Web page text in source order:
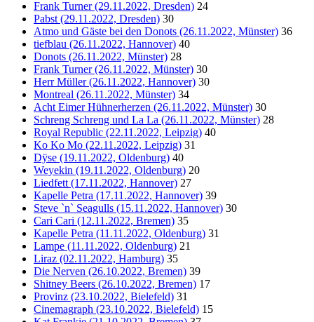
Frank Turner (29.11.2022, Dresden) 24
Pabst (29.11.2022, Dresden) 30
Atmo und Gäste bei den Donots (26.11.2022, Münster) 36
tiefblau (26.11.2022, Hannover) 40
Donots (26.11.2022, Münster) 28
Frank Turner (26.11.2022, Münster) 30
Herr Müller (26.11.2022, Hannover) 30
Montreal (26.11.2022, Münster) 34
Acht Eimer Hühnerherzen (26.11.2022, Münster) 30
Schreng Schreng und La La (26.11.2022, Münster) 28
Royal Republic (22.11.2022, Leipzig) 40
Ko Ko Mo (22.11.2022, Leipzig) 31
Dÿse (19.11.2022, Oldenburg) 40
Weyekin (19.11.2022, Oldenburg) 20
Liedfett (17.11.2022, Hannover) 27
Kapelle Petra (17.11.2022, Hannover) 39
Steve `n` Seagulls (15.11.2022, Hannover) 30
Cari Cari (12.11.2022, Bremen) 35
Kapelle Petra (11.11.2022, Oldenburg) 31
Lampe (11.11.2022, Oldenburg) 21
Liraz (02.11.2022, Hamburg) 35
Die Nerven (26.10.2022, Bremen) 39
Shitney Beers (26.10.2022, Bremen) 17
Provinz (23.10.2022, Bielefeld) 31
Cinemagraph (23.10.2022, Bielefeld) 15